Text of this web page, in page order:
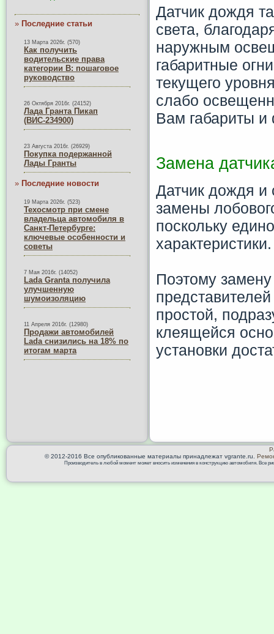
» Последние статьи
13 Марта 2026г. (570)
Как получить
водительские права
категории B: пошаговое
руководство
26 Октября 2016г. (24152)
Лада Гранта Пикап
(ВИС-234900)
23 Августа 2016г. (26929)
Покупка подержанной
Лады Гранты
» Последние новости
19 Марта 2026г. (523)
Техосмотр при смене
владельца автомобиля в
Санкт-Петербурге:
ключевые особенности и
советы
7 Мая 2016г. (14052)
Lada Granta получила
улучшенную
шумоизоляцию
11 Апреля 2016г. (12980)
Продажи автомобилей
Lada снизились на 18% по
итогам марта
Датчик дождя
света,
наружным
габаритные
текущего
слабо
Вам габариты
Замена
Датчик дождя и
замены
поскольку
характеристики.
Поэтому
простой,
клеящейся
установки
© 2012-2016 Все опубликованные материалы принадлежат vgrante.ru.
Производитель в любой момент может вносить изменения в конструкцию автомобиля. Все